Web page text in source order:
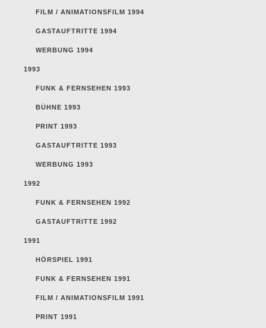
FILM / ANIMATIONSFILM 1994
GASTAUFTRITTE 1994
WERBUNG 1994
1993
FUNK & FERNSEHEN 1993
BÜHNE 1993
PRINT 1993
GASTAUFTRITTE 1993
WERBUNG 1993
1992
FUNK & FERNSEHEN 1992
GASTAUFTRITTE 1992
1991
HÖRSPIEL 1991
FUNK & FERNSEHEN 1991
FILM / ANIMATIONSFILM 1991
PRINT 1991